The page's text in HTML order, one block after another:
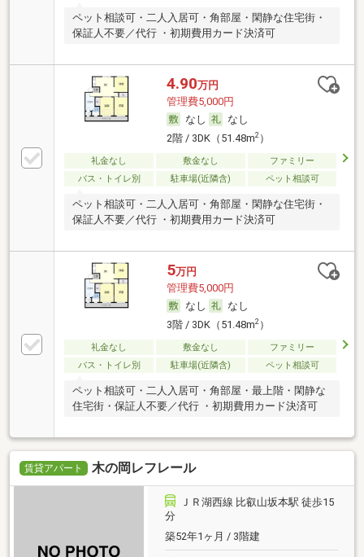
ペット相談可・二人入居可・角部屋・閑静な住宅街・
保証人不要／代行 ・初期費用カード決済可
4.90万円
管理費5,000円
なし
なし
2階 / 3DK（51.48m2）
礼金なし 敷金なし
ファミリー
バス・トイレ別
駐車場(近隣含) ペット相談可
ペット相談可・二人入居可・角部屋・閑静な住宅街・
保証人不要／代行 ・初期費用カード決済可
5万円
管理費5,000円
なし
なし
3階 / 3DK（51.48m2）
礼金なし 敷金なし
ファミリー
バス・トイレ別
駐車場(近隣含) ペット相談可
ペット相談可・二人入居可・角部屋・最上階・閑静な
住宅街・保証人不要／代行 ・初期費用カード決済可
賃貸アパート 木の岡レフレール
ＪＲ湖西線 比叡山坂本駅 徒歩15
分
築52年1ヶ月 / 3階建